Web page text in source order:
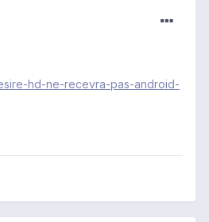
hd-ne-recevra-pas-android-